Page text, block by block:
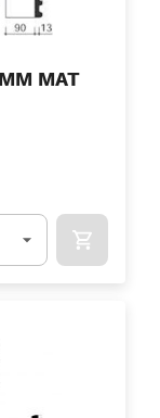
MAT